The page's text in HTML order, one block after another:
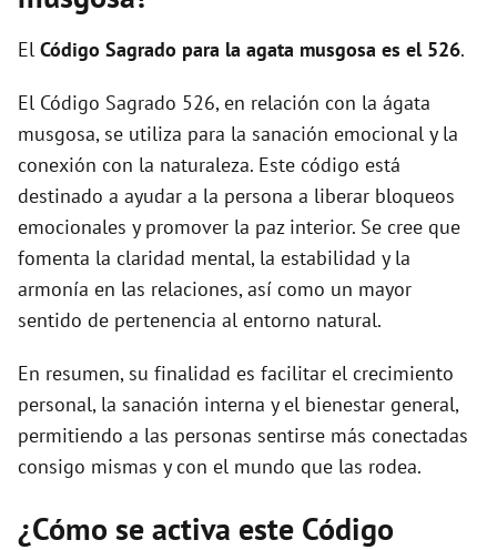
e
o
El Código Sagrado para la agata musgosa es el 526.
El Código Sagrado 526, en relación con la ágata
musgosa, se utiliza para la sanación emocional y la
conexión con la naturaleza. Este código está
destinado a ayudar a la persona a liberar bloqueos
emocionales y promover la paz interior. Se cree que
fomenta la claridad mental, la estabilidad y la
armonía en las relaciones, así como un mayor
sentido de pertenencia al entorno natural.
En resumen, su finalidad es facilitar el crecimiento
personal, la sanación interna y el bienestar general,
permitiendo a las personas sentirse más conectadas
consigo mismas y con el mundo que las rodea.
¿Cómo se activa este Código